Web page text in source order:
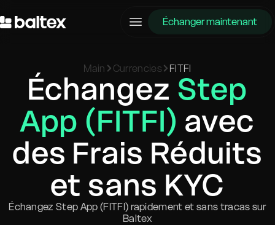
Échanger maintenant
Main Currencies FITFI
Échangez Step
App (FITFI) avec
des Frais Réduits
et sans KYC
Échangez Step App (FITFI) rapidement et sans tracas sur
Baltex